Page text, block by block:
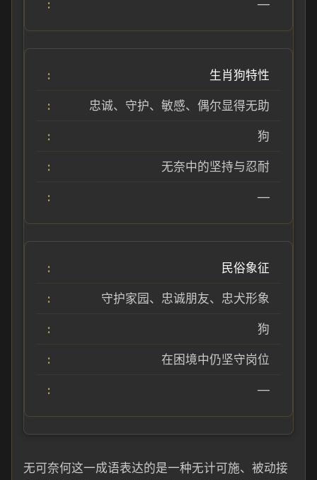
—
生肖狗特性
忠诚、守护、敏感、偶尔显得无助
狗
无奈中的坚持与忍耐
—
民俗象征
守护家园、忠诚朋友、忠犬形象
狗
在困境中仍坚守岗位
—
无可奈何这一成语表达的是一种无计可施、被动接